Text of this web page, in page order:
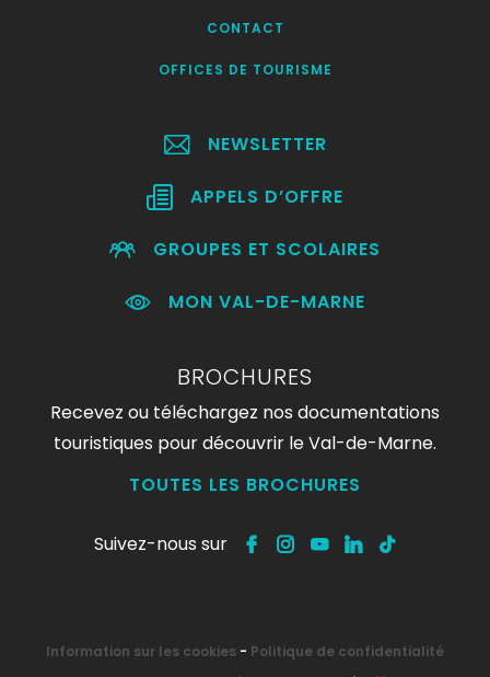
CONTACT
OFFICES DE TOURISME
NEWSLETTER
APPELS D’OFFRE
GROUPES ET SCOLAIRES
MON VAL-DE-MARNE
BROCHURES
Recevez ou téléchargez nos documentations
touristiques pour découvrir le Val-de-Marne.
TOUTES LES BROCHURES
Suivez-nous sur
Information sur les cookies - Politique de confidentialité